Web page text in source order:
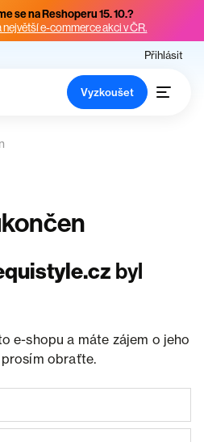
se na Reshoperu 15. 10.?
největší e-commerce akci v ČR.
Přihlásit
Vyzkoušet
byl
e-shopu a máte zájem o jeho
obraťte.